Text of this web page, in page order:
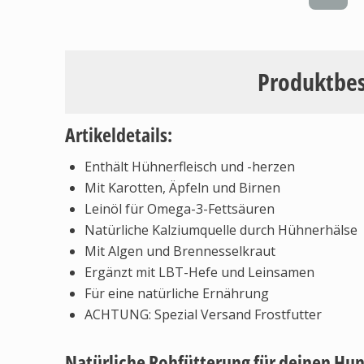
Artikeldetails:
Enthält Hühnerfleisch und -herzen
Mit Karotten, Äpfeln und Birnen
Leinöl für Omega-3-Fettsäuren
Natürliche Kalziumquelle durch Hühnerhälse
Mit Algen und Brennesselkraut
Ergänzt mit LBT-Hefe und Leinsamen
Für eine natürliche Ernährung
ACHTUNG: Spezial Versand Frostfutter